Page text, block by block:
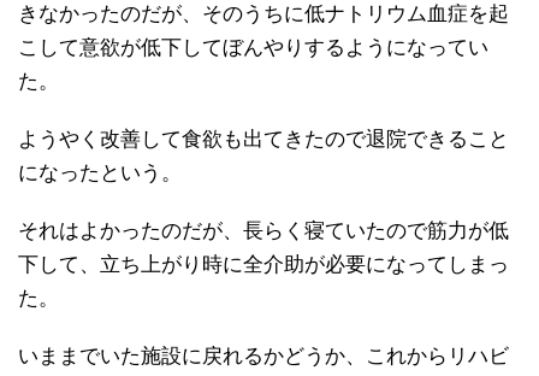
きなかったのだが、そのうちに低ナトリウム血症を起
こして意欲が低下してぼんやりするようになってい
た。
ようやく改善して食欲も出てきたので退院できること
になったという。
それはよかったのだが、長らく寝ていたので筋力が低
下して、立ち上がり時に全介助が必要になってしまっ
た。
いままでいた施設に戻れるかどうか、これからリハビ